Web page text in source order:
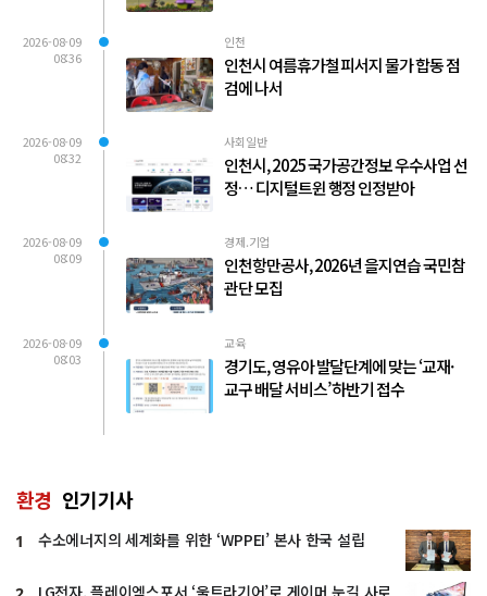
2026-08-09
08:36
인천
인천시 여름휴가철 피서지 물가 합동 점
검에 나서
2026-08-09
08:32
사회일반
인천시, 2025 국가공간정보 우수사업 선
정… 디지털트윈 행정 인정받아
2026-08-09
08:09
경제.기업
인천항만공사, 2026년 을지연습 국민참
관단 모집
2026-08-09
08:03
교육
경기도, 영유아 발달단계에 맞는 ‘교재·
교구 배달 서비스’ 하반기 접수
환경 인기기사
1 수소에너지의 세계화를 위한 ‘WPPEI’ 본사 한국 설립
LG전자, 플레이엑스포서 ‘울트라기어’로 게이머 눈길 사로